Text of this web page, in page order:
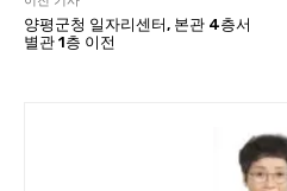
양평군청 일자리센터, 본관 4층서
별관 1층 이전